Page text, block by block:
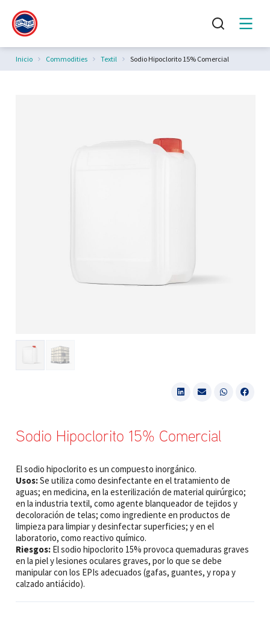
Estás aquí:
Inicio Commodities Textil Sodio Hipoclorito 15% Comercial
Sodio Hipoclorito 15% Comercial
El sodio hipoclorito es un compuesto inorgánico.
Usos:Se utiliza como desinfectante en el tratamiento de
aguas; en medicina, en la esterilización de material quirúrgico;
en la industria textil, como agente blanqueador de tejidos y
decoloración de telas; como ingrediente en productos de
limpieza para limpiar y desinfectar superficies; y en el
laboratorio, como reactivo químico.
Riesgos: El sodio hipoclorito 15% provoca quemaduras graves
en la piel y lesiones oculares graves, por lo que se debe
manipular con los EPIs adecuados (gafas, guantes, y ropa y
calzado antiácido).